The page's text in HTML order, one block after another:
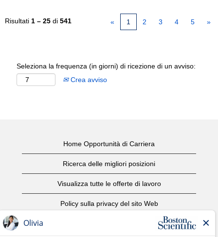
Risultati 1 – 25 di 541 « 1 2 3 4 5 »
Seleziona la frequenza (in giorni) di ricezione di un avviso:
Crea avviso
Home Opportunità di Carriera
Ricerca delle migliori posizioni
Visualizza tutte le offerte di lavoro
Policy sulla privacy del sito Web